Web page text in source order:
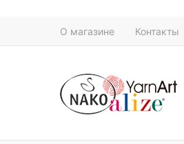
О магазине Контакты